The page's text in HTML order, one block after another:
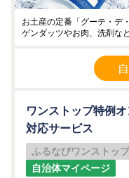
お土産の定番「グーテ・デ
ゲンダッツやお肉、洗剤な
ワンストップ特例
対応サービス
ふるなびワンストッ
自治体マイページ